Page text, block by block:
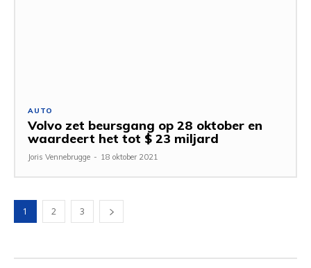
AUTO
Volvo zet beursgang op 28 oktober en
waardeert het tot $ 23 miljard
Joris Vennebrugge - 18 oktober 2021
1 2 3